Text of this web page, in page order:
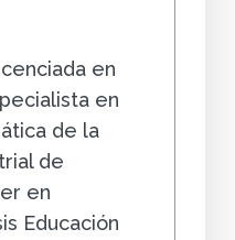
en
en
de la
de
en
Educación